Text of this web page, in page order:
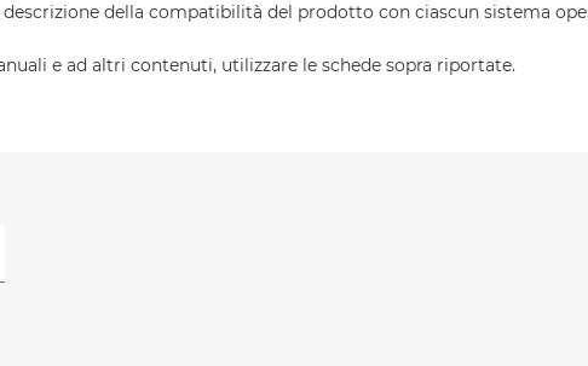
della compatibilità del prodotto con ciascun sistema
e ad altri contenuti, utilizzare le schede sopra riportate.